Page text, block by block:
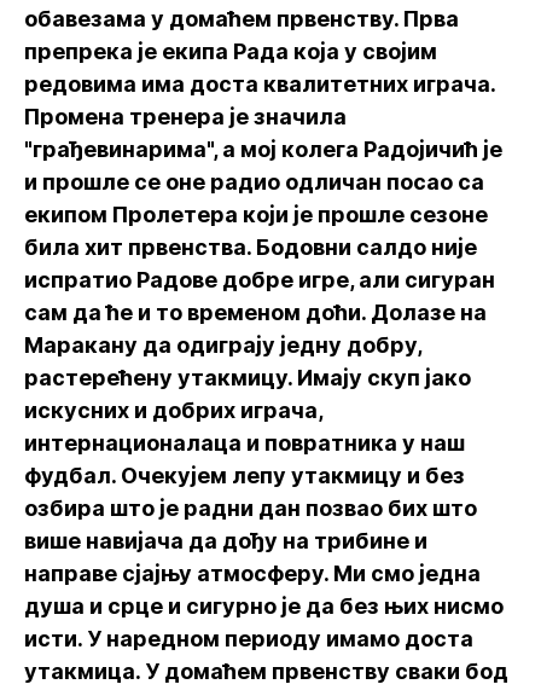
обавезама у домаћем првенству. Прва
препрека је екипа Рада која у својим
редовима има доста квалитетних играча.
Промена тренера је значила
"грађевинарима", а мој колега Радојичић је
и прошле се оне радио одличан посао са
екипом Пролетера који је прошле сезоне
била хит првенства. Бодовни салдо није
испратио Радове добре игре, али сигуран
сам да ће и то временом доћи. Долазе на
Маракану да одиграју једну добру,
растерећену утакмицу. Имају скуп јако
искусних и добрих играча,
интернационалаца и повратника у наш
фудбал. Очекујем лепу утакмицу и без
озбира што је радни дан позвао бих што
више навијача да дођу на трибине и
направе сјајњу атмосферу. Ми смо једна
душа и срце и сигурно је да без њих нисмо
исти. У наредном периоду имамо доста
утакмица. У домаћем првенству сваки бод